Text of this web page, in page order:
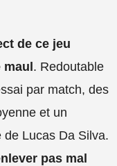
de ce jeu
maul. Redoutable
par match, des
et un
Lucas Da Silva.
pas mal